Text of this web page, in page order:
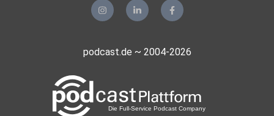
podcast.de ~ 2004-2026